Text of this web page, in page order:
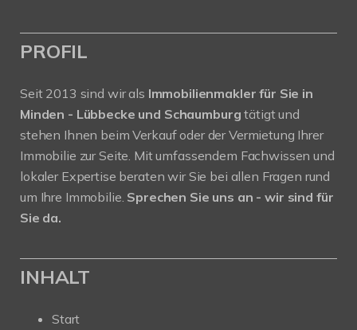
PROFIL
Seit 2013 sind wir als Immobilienmakler für Sie in
Minden - Lübbecke und Schaumburgtätigt und
stehen Ihnen beim Verkauf oder der Vermietung Ihrer
Immobilie zur Seite. Mit umfassendem Fachwissen und
lokaler Expertise beraten wir Sie bei allen Fragen rund
um Ihre Immobilie. Sprechen Sie uns an - wir sind für
Sie da.
INHALT
Start